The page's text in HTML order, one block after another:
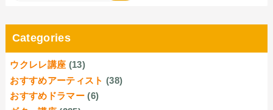
Categories
ウクレレ講座 (13)
おすすめアーティスト (38)
おすすめドラマー (6)